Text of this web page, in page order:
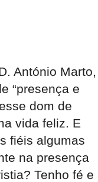
António Marto,
“presença e
dom de
vida feliz. E
fiéis algumas
na presença
Tenho fé e